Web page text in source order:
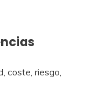
coste, riesgo,